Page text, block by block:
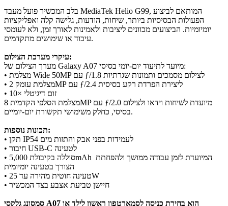
בלב המכשיר פועל מעבד MediaTek Helio G99, המותאם לביצוע
הפעולות הבסיסיות ביותר, שיחות, הודעות, גלישה קלה ואפליקציות
יומיומיות. הביצועים מכוונים ליציבות ולאמינות לאורך זמן, ולא לעומסי
עיבוד או שימושים מתקדמים.
עיקרי מערכת הצילום:
מערך הצילום של Galaxy A07 מיועד לתיעוד יום-יומי בסיסי:
• מצלמת Wide 50MP עם ƒ/1.8 לצילום מסמכים ותמונות שגרתיות
• מצלמת עומק 2MP עם ƒ/2.4 ליצירת הפרדת רקע בסיסית
• זום דיגיטלי ×10
מצלמת הסלפי הקדמית 8MP עם ƒ/2.0 מיועדת לשיחות וידאו ולצילום
בסיסי, כחלק משימושי תקשורת יום-יומיים.
תכונות נוספות:
• תקן IP54 לעמידות בפני אבק והתזות מים
• חיבור USB-C לטעינה
• סוללה בקיבולת 5,000mAh המיועדת לזמן עבודה ממושך ולהפחתת
הצורך בטעינה יומיומית
• טעינה חוטית מהירה עד 25W
• חיישן טביעת אצבע בצד המכשיר
סמסונג גלקסי A07